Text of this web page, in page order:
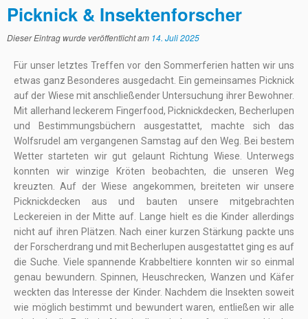
Picknick & Insektenforscher
Dieser Eintrag wurde veröffentlicht am 14. Juli 2025
Für unser letztes Treffen vor den Sommerferien hatten wir uns
etwas ganz Besonderes ausgedacht. Ein gemeinsames Picknick
auf der Wiese mit anschließender Untersuchung ihrer Bewohner.
Mit allerhand leckerem Fingerfood, Picknickdecken, Becherlupen
und Bestimmungsbüchern ausgestattet, machte sich das
Wolfsrudel am vergangenen Samstag auf den Weg. Bei bestem
Wetter starteten wir gut gelaunt Richtung Wiese. Unterwegs
konnten wir winzige Kröten beobachten, die unseren Weg
kreuzten. Auf der Wiese angekommen, breiteten wir unsere
Picknickdecken aus und bauten unsere mitgebrachten
Leckereien in der Mitte auf. Lange hielt es die Kinder allerdings
nicht auf ihren Plätzen. Nach einer kurzen Stärkung packte uns
der Forscherdrang und mit Becherlupen ausgestattet ging es auf
die Suche. Viele spannende Krabbeltiere konnten wir so einmal
genau bewundern. Spinnen, Heuschrecken, Wanzen und Käfer
weckten das Interesse der Kinder. Nachdem die Insekten soweit
wie möglich bestimmt und bewundert waren, entließen wir alle